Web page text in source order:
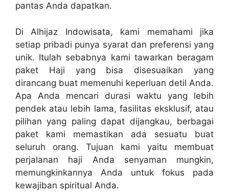
pantas Anda dapatkan.
Di Alhijaz Indowisata, kami memahami jika
setiap pribadi punya syarat dan preferensi yang
unik. Itulah sebabnya kami tawarkan beragam
paket Haji yang bisa disesuaikan yang
dirancang buat memenuhi keperluan detil Anda.
Apa Anda mencari durasi waktu yang lebih
pendek atau lebih lama, fasilitas eksklusif, atau
pilihan yang paling dapat dijangkau, berbagai
paket kami memastikan ada sesuatu buat
seluruh orang. Tujuan kami yaitu membuat
perjalanan haji Anda senyaman mungkin,
memungkinkannya Anda untuk fokus pada
kewajiban spiritual Anda.